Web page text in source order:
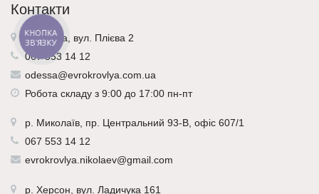
Контакти
м. Одеса, вул. Плієва 2
067 553 14 12
odessa@evrokrovlya.com.ua
Робота складу з 9:00 до 17:00 пн-пт
р. Миколаїв , пр. Центральний 93-В, офіс 607/1
067 553 14 12
evrokrovlya.nikolaev@gmail.com
р. Херсон , вул. Ладичука 161
КНОПКА
ЗВ'ЯЗКУ